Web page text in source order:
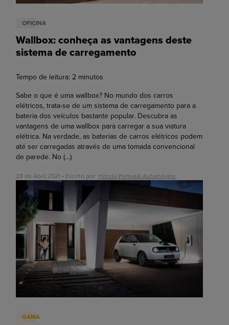
OFICINA
Wallbox: conheça as vantagens deste
sistema de carregamento
Tempo de leitura: 2 minutos
Sabe o que é uma wallbox? No mundo dos carros
elétricos, trata-se de um sistema de carregamento para a
bateria dos veículos bastante popular. Descubra as
vantagens de uma wallbox para carregar a sua viatura
elétrica. Na verdade, as baterias de carros elétricos podem
até ser carregadas através de uma tomada convencional
de parede. No (…)
28 de Abril 2021 • Escrito por: Honda Portugal Automóveis
GAMA